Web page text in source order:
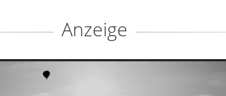
Anzeige